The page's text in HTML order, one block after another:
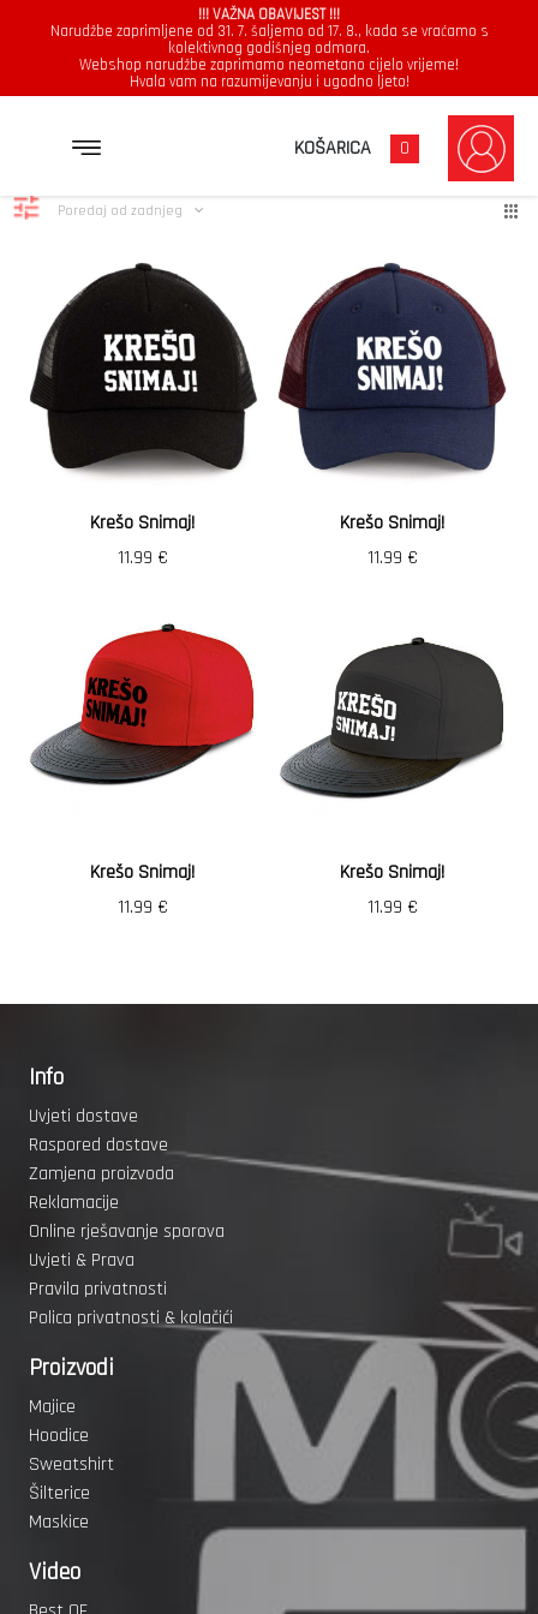
!!! VAŽNA OBAVIJEST !!!
Narudžbe zaprimljene od 31. 7. šaljemo od 17. 8., kada se vraćamo s
kolektivnog godišnjeg odmora.
Webshop narudžbe zaprimamo neometano cijelo vrijeme!
Hvala vam na razumijevanju i ugodno ljeto!
KOŠARICA 0
Kape Prikazuje se svih 4 rezultataPoredano
Poredaj od zadnjeg
Krešo Snimaj!
11.99 €
Krešo Snimaj!
11.99 €
Krešo Snimaj!
11.99 €
Krešo Snimaj!
11.99 €
Info
Uvjeti dostave
Raspored dostave
Zamjena proizvoda
Reklamacije
Online rješavanje sporova
Uvjeti & Prava
Pravila privatnosti
Polica privatnosti & kolačići
Proizvodi
Majice
Hoodice
Sweatshirt
Šilterice
Maskice
Video